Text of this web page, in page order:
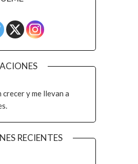
y me llevan a
RECIENTES